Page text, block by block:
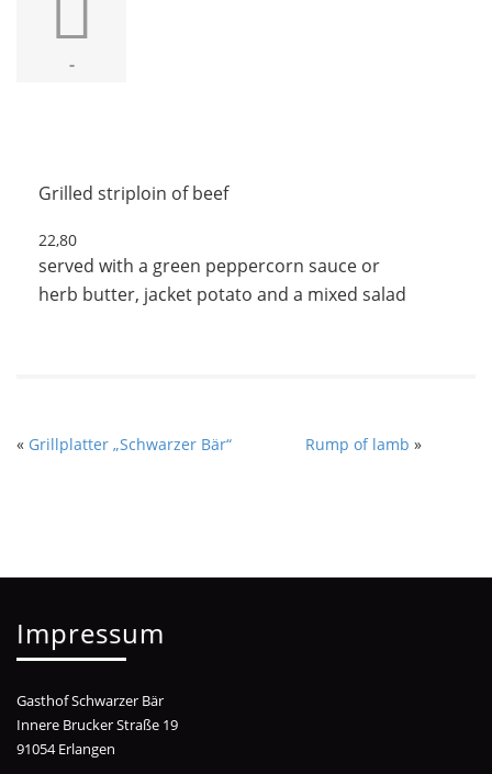
-
Grilled striploin of beef
22,80
served with a green peppercorn sauce or
herb butter, jacket potato and a mixed salad
« Grillplatter „Schwarzer Bär“ Rump of lamb »
Impressum
Gasthof Schwarzer Bär
Innere Brucker Straße 19
91054 Erlangen